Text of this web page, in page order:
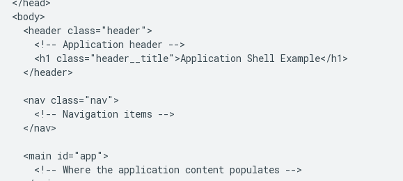
  <body>
    <header class="header">
      <!-- Application header -->
      <h1 class="header__title">Application Shell Example</h1>
    </header>
    <nav class="nav">
      <!-- Navigation items -->
    </nav>
    <main id="app">
      <!-- Where the application content populates -->